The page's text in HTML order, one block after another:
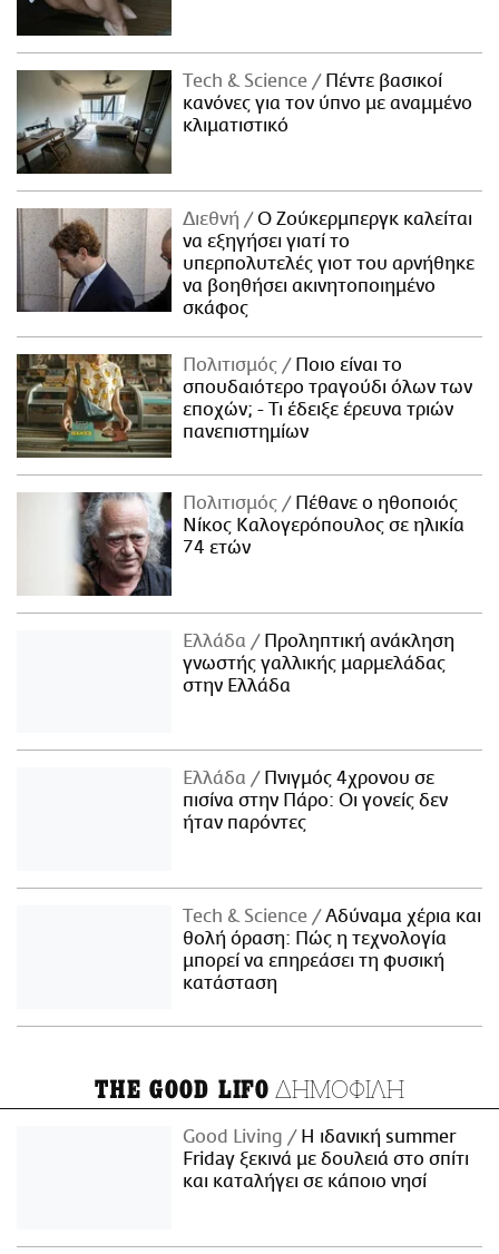
Τech & Science
Πέντε βασικοί
κανόνες για τον ύπνο με αναμμένο
κλιματιστικό
Διεθνή
Ο Ζούκερμπεργκ καλείται
να εξηγήσει γιατί το
υπερπολυτελές γιοτ του αρνήθηκε
να βοηθήσει ακινητοποιημένο
σκάφος
Πολιτισμός
Ποιο είναι το
σπουδαιότερο τραγούδι όλων των
εποχών; - Τι έδειξε έρευνα τριών
πανεπιστημίων
Πολιτισμός
Πέθανε ο ηθοποιός
Νίκος Καλογερόπουλος σε ηλικία
74 ετών
Ελλάδα
Προληπτική ανάκληση
γνωστής γαλλικής μαρμελάδας
στην Ελλάδα
Ελλάδα
Πνιγμός 4χρονου σε
πισίνα στην Πάρο: Οι γονείς δεν
ήταν παρόντες
Τech & Science
Αδύναμα χέρια και
θολή όραση: Πώς η τεχνολογία
μπορεί να επηρεάσει τη φυσική
κατάσταση
THE GOOD LIFO ΔΗΜΟΦΙΛΗ
Good Living
Η ιδανική summer
Friday ξεκινά με δουλειά στο σπίτι
και καταλήγει σε κάποιο νησί